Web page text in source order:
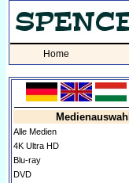
Home
Medienauswahl
Alle Medien
4K Ultra HD
Blu-ray
DVD